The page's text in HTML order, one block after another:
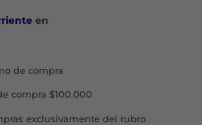
en
de compra
compra $100.000
exclusivamente del rubro